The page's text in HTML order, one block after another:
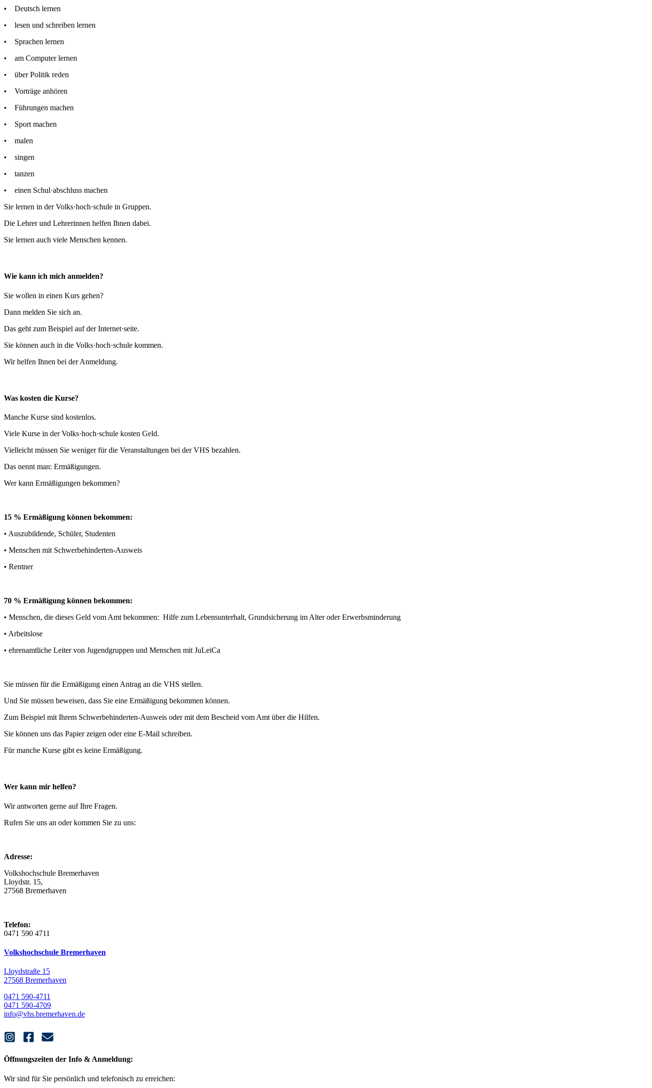
• Deutsch lernen
• lesen und schreiben lernen
• Sprachen lernen
• am Computer lernen
• über Politik reden
• Vorträge anhören
• Führungen machen
• Sport machen
• malen
• singen
• tanzen
• einen Schul·abschluss machen
Sie lernen in der Volks·hoch·schule in Gruppen.
Die Lehrer und Lehrerinnen helfen Ihnen dabei.
Sie lernen auch viele Menschen kennen.
Wie kann ich mich anmelden?
Sie wollen in einen Kurs gehen?
Dann melden Sie sich an.
Das geht zum Beispiel auf der Internet·seite.
Sie können auch in die Volks·hoch·schule kommen.
Wir helfen Ihnen bei der Anmeldung.
Was kosten die Kurse?
Manche Kurse sind kostenlos.
Viele Kurse in der Volks·hoch·schule kosten Geld.
Vielleicht müssen Sie weniger für die Veranstaltungen bei der VHS bezahlen.
Das nennt man: Ermäßigungen.
Wer kann Ermäßigungen bekommen?
15 % Ermäßigung können bekommen:
• Auszubildende, Schüler, Studenten
• Menschen mit Schwerbehinderten-Ausweis
• Rentner
70 % Ermäßigung können bekommen:
• Menschen, die dieses Geld vom Amt bekommen: Hilfe zum Lebensunterhalt, Grundsicherung im Alter oder Erwerbsminderung
• Arbeitslose
• ehrenamtliche Leiter von Jugendgruppen und Menschen mit JuLeiCa
Sie müssen für die Ermäßigung einen Antrag an die VHS stellen.
Und Sie müssen beweisen, dass Sie eine Ermäßigung bekommen können.
Zum Beispiel mit Ihrem Schwerbehinderten-Ausweis oder mit dem Bescheid vom Amt über die Hilfen.
Sie können uns das Papier zeigen oder eine E-Mail schreiben.
Für manche Kurse gibt es keine Ermäßigung.
Wer kann mir helfen?
Wir antworten gerne auf Ihre Fragen.
Rufen Sie uns an oder kommen Sie zu uns:
Adresse:
Volkshochschule Bremerhaven
Lloydstr. 15,
27568 Bremerhaven
Telefon:
0471 590 4711
Volkshochschule Bremerhaven
Lloydstraße 15
27568 Bremerhaven
0471 590-4711
0471 590-4709
info@vhs.bremerhaven.de
Öffnungszeiten der Info & Anmeldung:
Wir sind für Sie persönlich und telefonisch zu erreichen: